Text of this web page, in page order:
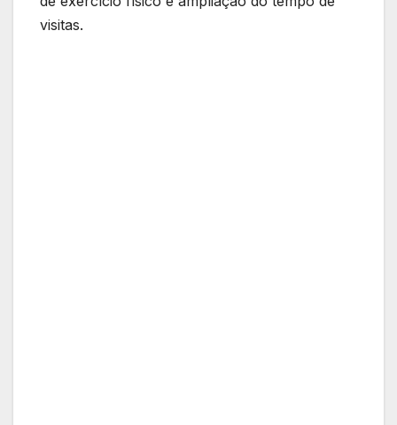
visitas.